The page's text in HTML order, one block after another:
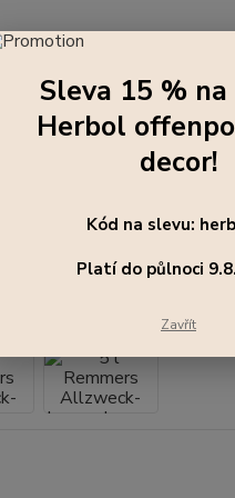
5 l Remmers
Allzweck-
Sleva 15 %
Herbol
decor!
Kód na slevu:
Platí do půlnoci
Zavřít